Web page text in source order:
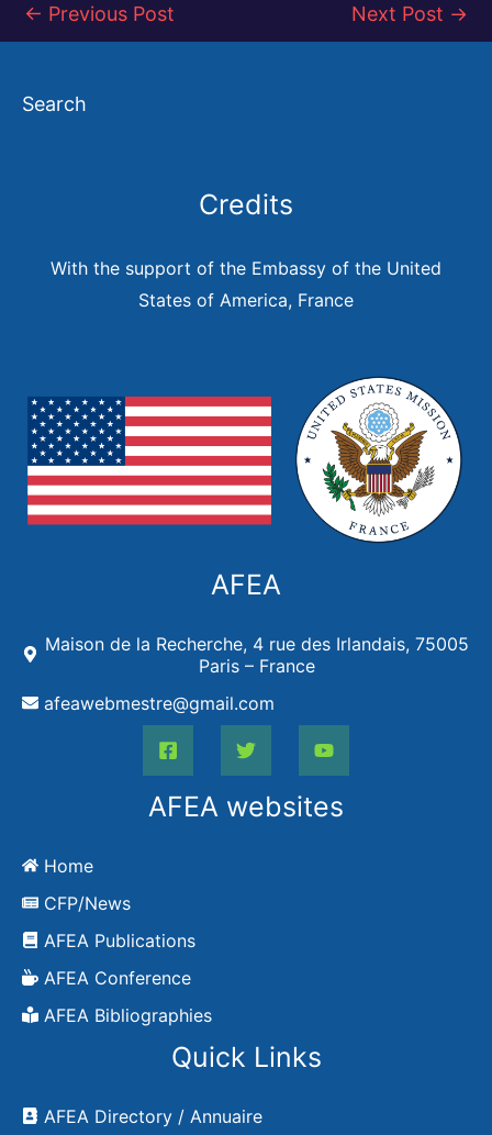
← Previous Post Next Post →
Search
Credits
With the support of the Embassy of the United
States of America, France
AFEA
Maison de la Recherche, 4 rue des Irlandais, 75005
Paris – France
afeawebmestre@gmail.com
AFEA websites
Home
CFP/News
AFEA Publications
AFEA Conference
AFEA Bibliographies
Quick Links
AFEA Directory / Annuaire